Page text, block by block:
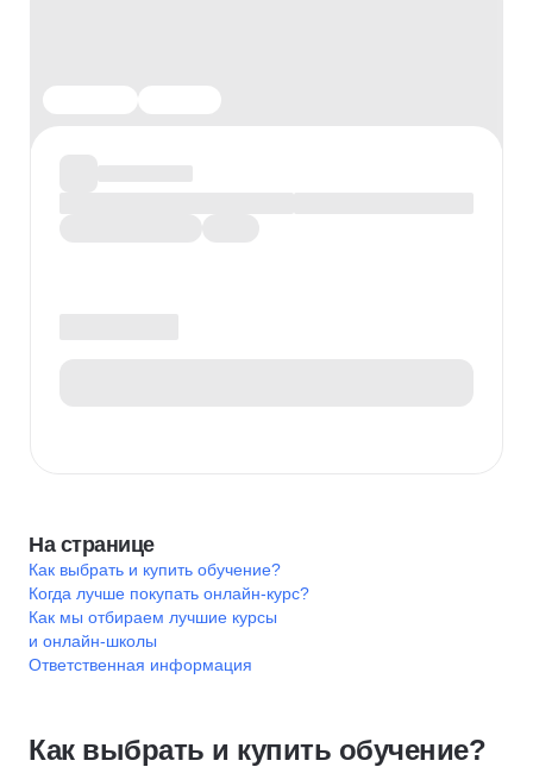
На странице
Как выбрать и купить обучение?
Когда лучше покупать онлайн-курс?
Как мы отбираем лучшие курсы
и онлайн-школы
Ответственная информация
Как выбрать и купить обучение?